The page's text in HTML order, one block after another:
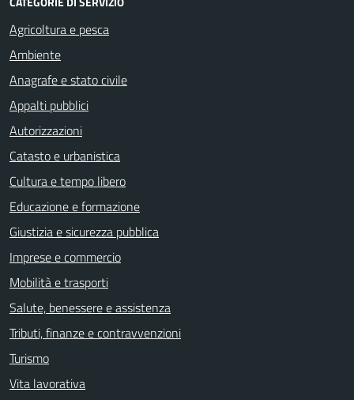
Agricoltura e pesca
Ambiente
Anagrafe e stato civile
Appalti pubblici
Autorizzazioni
Catasto e urbanistica
Cultura e tempo libero
Educazione e formazione
Giustizia e sicurezza pubblica
Imprese e commercio
Mobilità e trasporti
Salute, benessere e assistenza
Tributi, finanze e contravvenzioni
Turismo
Vita lavorativa